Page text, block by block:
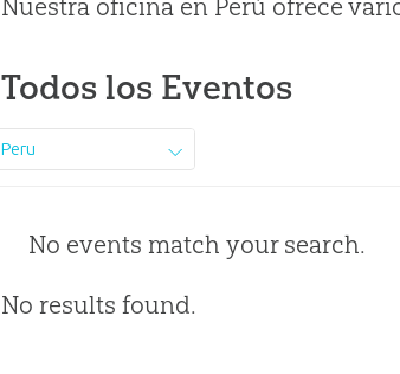
Nuestra oficina en Perú ofrece
Todos los Eventos
Peru
No events match your search.
No results found.